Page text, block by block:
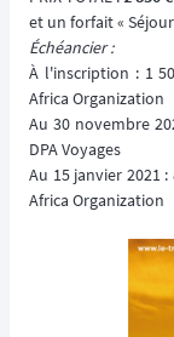
et un forfait «
Échéancier :
À l'inscription : 1
Africa Organization
Au 30 novembre
DPA Voyages
Au 15 janvier 2021
Africa Organization